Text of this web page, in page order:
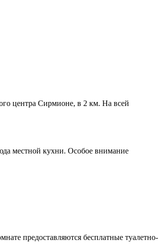
центра Сирмионе, в 2 км. На всей
местной кухни. Особое внимание
предоставляются бесплатные туалетно-